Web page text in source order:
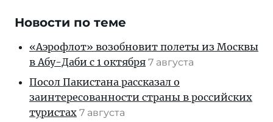
Новости по теме
«Аэрофлот» возобновит полеты из Москвы
в Абу-Даби с 1 октября 7 августа
Посол Пакистана рассказал о
заинтересованности страны в российских
туристах 7 августа